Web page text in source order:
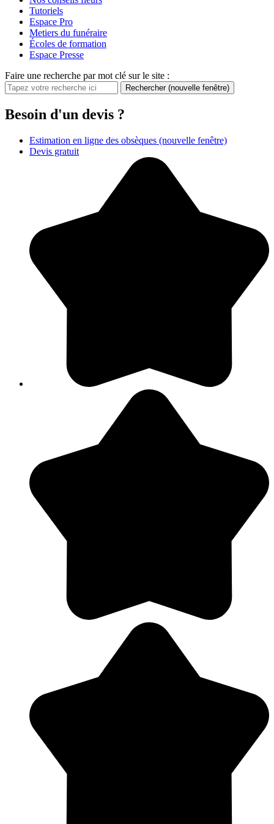
Tutoriels
Espace Pro
Metiers du funéraire
Écoles de formation
Espace Presse
Faire une recherche par mot clé sur le site :
Rechercher (nouvelle fenêtre)
Besoin d'un devis ?
Estimation en ligne des obsèques (nouvelle fenêtre)
Devis gratuit